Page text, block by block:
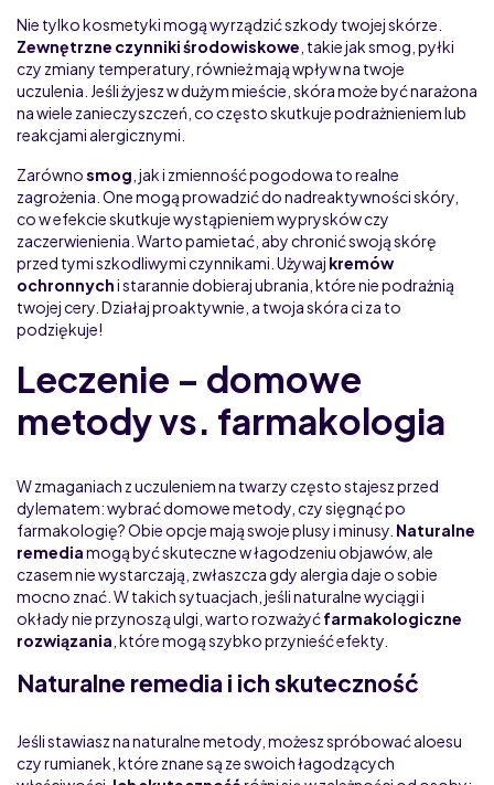
Nie tylko kosmetyki mogą wyrządzić szkody twojej skórze.
Zewnętrzne czynniki środowiskowe , takie jak smog, pyłki
czy zmiany temperatury, również mają wpływ na twoje
uczulenia. Jeśli żyjesz w dużym mieście, skóra może być narażona
na wiele zanieczyszczeń, co często skutkuje podrażnieniem lub
reakcjami alergicznymi.
Zarównosmog , jak i zmienność pogodowa to realne
zagrożenia. One mogą prowadzić do nadreaktywności skóry,
co w efekcie skutkuje wystąpieniem wyprysków czy
zaczerwienienia. Warto pamietać, aby chronić swoją skórę
przed tymi szkodliwymi czynnikami. Używaj kremów
ochronnychi starannie dobieraj ubrania, które nie podrażnią
twojej cery. Działaj proaktywnie, a twoja skóra ci za to
podziękuje!
Leczenie – domowe
metody vs. farmakologia
W zmaganiach z uczuleniem na twarzy często stajesz przed
dylematem: wybrać domowe metody, czy sięgnąć po
farmakologię? Obie opcje mają swoje plusy i minusy. Naturalne
remediamogą być skuteczne w łagodzeniu objawów, ale
czasem nie wystarczają, zwłaszcza gdy alergia daje o sobie
mocno znać. W takich sytuacjach, jeśli naturalne wyciągi i
okłady nie przynoszą ulgi, warto rozważyćfarmakologiczne
rozwiązania , które mogą szybko przynieść efekty.
Naturalne remedia i ich skuteczność
Jeśli stawiasz na naturalne metody, możesz spróbować aloesu
czy rumianek, które znane są ze swoich łagodzących